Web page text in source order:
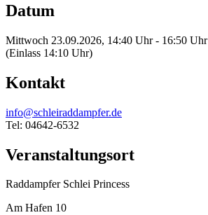
Datum
Mittwoch 23.09.2026, 14:40 Uhr - 16:50 Uhr
(Einlass 14:10 Uhr)
Kontakt
info@schleiraddampfer.de
Tel: 04642-6532
Veranstaltungsort
Raddampfer Schlei Princess
Am Hafen 10